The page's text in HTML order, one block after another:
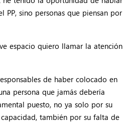
PP, sino personas que piensan por
espacio quiero llamar la atención
de haber colocado en
persona que jamás debería
puesto, no ya solo por su
también por su falta de